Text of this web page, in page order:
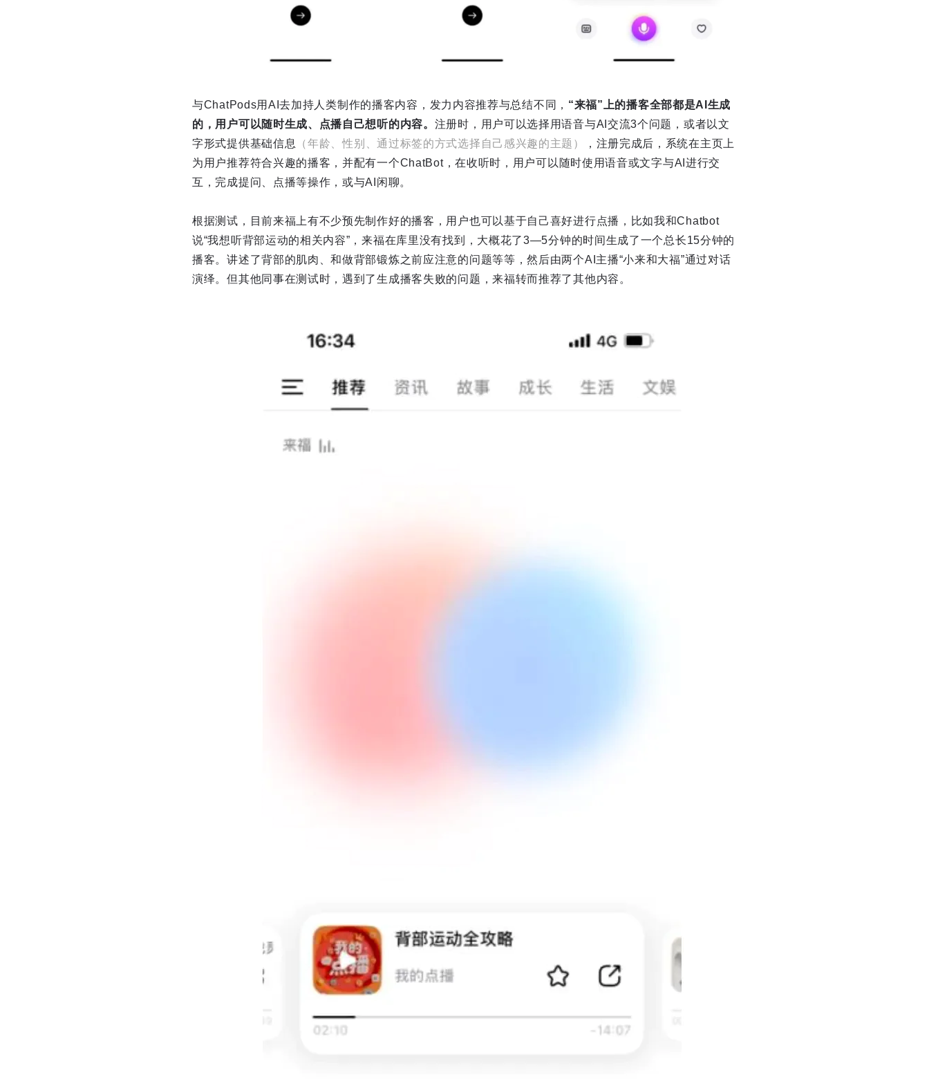
与ChatPods用AI去加持人类制作的播客内容，发力内容推荐与总结不同， “来福”上的播客全部都是AI生成
的，用户可以随时生成、点播自己想听的内容。 注册时，用户可以选择用语音与AI交流3个问题，或者以文
字形式提供基础信息
（年龄、性别、通过标签的方式选择自己感兴趣的主题）
，注册完成后，系统在主页上
为用户推荐符合兴趣的播客，并配有一个ChatBot，在收听时，用户可以随时使用语音或文字与AI进行交
互，完成提问、点播等操作，或与AI闲聊。
根据测试，目前来福上有不少预先制作好的播客，用户也可以基于自己喜好进行点播，比如我和Chatbot
说“我想听背部运动的相关内容”，来福在库里没有找到，大概花了3—5分钟的时间生成了一个总长15分钟的
播客。讲述了背部的肌肉、和做背部锻炼之前应注意的问题等等，然后由两个AI主播“小来和大福”通过对话
演绎。但其他同事在测试时，遇到了生成播客失败的问题，来福转而推荐了其他内容。